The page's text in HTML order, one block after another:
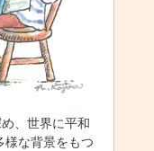
、世界に平和
様な背景をもつ